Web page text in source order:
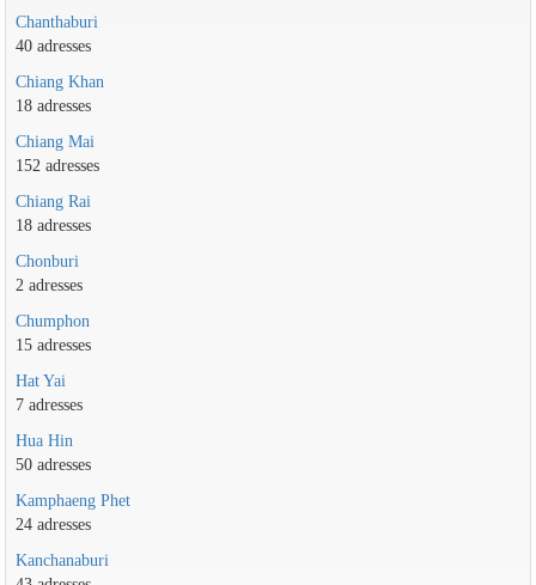
Chanthaburi
40 adresses
Chiang Khan
18 adresses
Chiang Mai
152 adresses
Chiang Rai
18 adresses
Chonburi
2 adresses
Chumphon
15 adresses
Hat Yai
7 adresses
Hua Hin
50 adresses
Kamphaeng Phet
24 adresses
Kanchanaburi